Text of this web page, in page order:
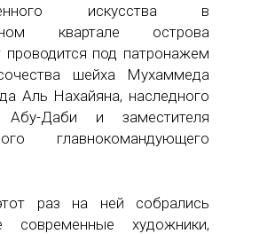
искусства в
квартале острова
проводится под патронажем
шейха Мухаммеда
Аль Нахайяна, наследного
Абу-Даби и заместителя
главнокомандующего
раз на ней собрались
современные художники,